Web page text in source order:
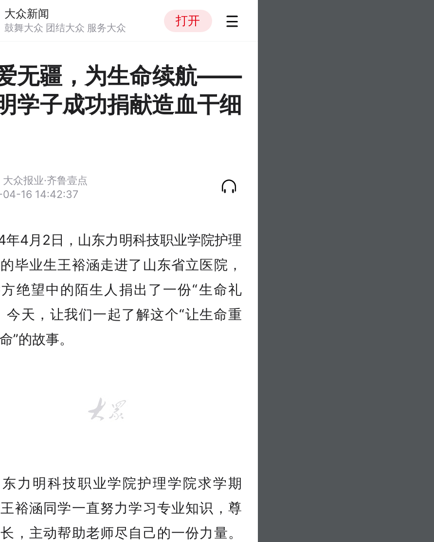
大众新闻
鼓舞大众 团结大众 服务大众 打开
无疆，为生命续航——
学子成功捐献造血干细
众报业·齐鲁壹点
16 14:42:37
年4月2日，山东力明科技职业学院护理
毕业生王裕涵走进了山东省立医院，
绝望中的陌生人捐出了一份“生命礼
今天，让我们一起了解这个“让生命重
”的故事。
力明科技职业学院护理学院求学期
裕涵同学一直努力学习专业知识，尊
，主动帮助老师尽自己的一份力量。